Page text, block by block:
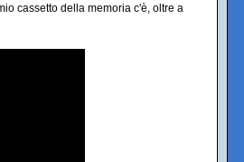
cassetto della memoria c'è, oltre a